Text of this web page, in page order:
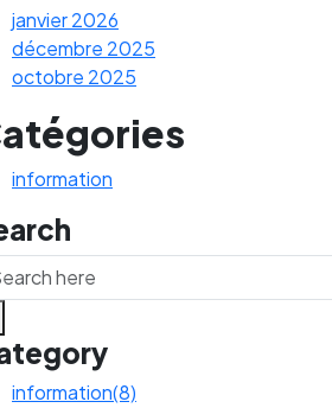
janvier 2026
décembre 2025
octobre 2025
information
information(8)